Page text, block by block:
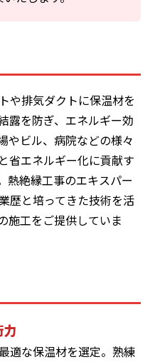
や排気ダクトに保温材を
露を防ぎ、エネルギー効
やビル、病院などの様々
省エネルギー化に貢献す
熱絶縁工事のエキスパー
歴と培ってきた技術を活
施工をご提供していま
適な保温材を選定。熟練